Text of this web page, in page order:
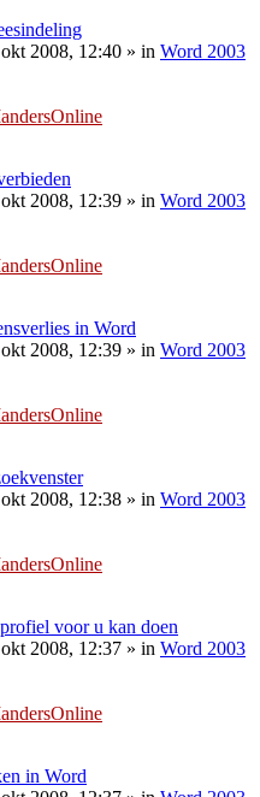
2008, 12:40 » in Word 2003
2008, 12:39 » in Word 2003
in Word
2008, 12:39 » in Word 2003
2008, 12:38 » in Word 2003
voor u kan doen
2008, 12:37 » in Word 2003
in Word